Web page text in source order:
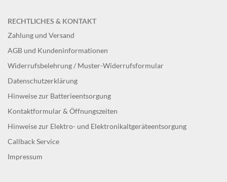
RECHTLICHES & KONTAKT
Zahlung und Versand
AGB und Kundeninformationen
Widerrufsbelehrung / Muster-Widerrufsformular
Datenschutzerklärung
Hinweise zur Batterieentsorgung
Kontaktformular & Öffnungszeiten
Hinweise zur Elektro- und Elektronikaltgeräteentsorgung
Callback Service
Impressum